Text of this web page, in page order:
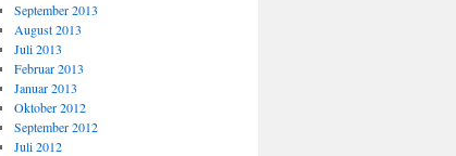
September 2013
August 2013
Juli 2013
Februar 2013
Januar 2013
Oktober 2012
September 2012
Juli 2012